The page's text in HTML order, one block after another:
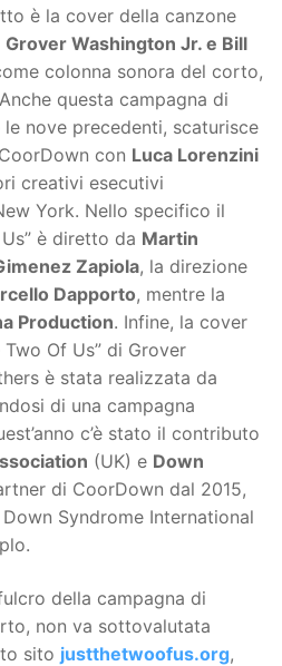
è la cover della canzone
Grover Washington Jr. e Bill
colonna sonora del corto,
questa campagna di
nove precedenti, scaturisce
con Luca Lorenzini
creativi esecutivi
York. Nello specifico il
è diretto da Martin
Zapiola, la direzione
Dapporto, mentre la
Production. Infine, la cover
Of Us” di Grover
è stata realizzata da
di una campagna
c’è stato il contributo
(UK) e Down
di CoorDown dal 2015,
Syndrome International
della campagna di
non va sottovalutata
sito justthetwoofus.org,